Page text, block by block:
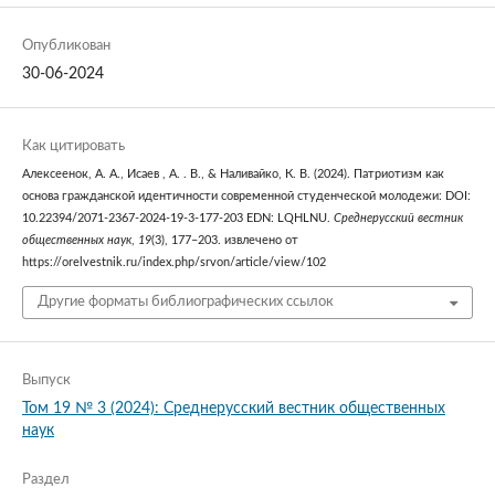
Опубликован
30-06-2024
Как цитировать
Алексеенок, А. А., Исаев , А. . В., & Наливайко, К. В. (2024). Патриотизм как
основа гражданской идентичности современной студенческой молодежи: DOI:
10.22394/2071-2367-2024-19-3-177-203 EDN: LQHLNU. Среднерусский вестник
общественных наук, 19(3), 177–203. извлечено от
https://orelvestnik.ru/index.php/srvon/article/view/102
Другие форматы библиографических ссылок
Выпуск
Том 19 № 3 (2024): Среднерусский вестник общественных
наук
Раздел